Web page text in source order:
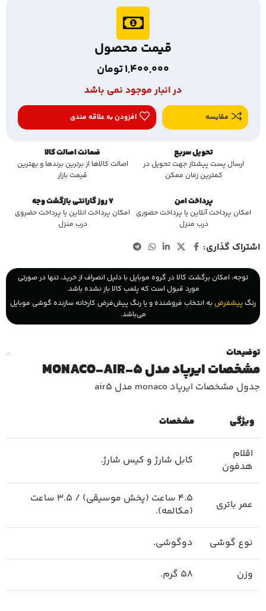
قیمت محصول
1,400,000تومان
در انبار موجود نمی باشد
مقایسه افزودن به علاقه مندی
تحویل سریع
ارسال پست پیشتاز جهت تحویل در
کمترین زمان ممکن
ضمانت اصالت کالا
اصالت کالاها از برترین برندها و بهترین
قیمت بازار
پرداخت امن
امکان پرداخت آنلاین یا پرداخت حضوری
درب منزل
7 روز گارانتی بازگشت وجه
امکان پرداخت انلاین یا پرداخت حضروی
درب منزل
اشتراک گذاری:
توجه: امکان برگشت کالا در گروه موبایل با دلیل انصراف از خرید، تنها در صورتی
مورد قبول است که پلمب کالا باز نشده باشد.
رنگ پیشفرض به انتخاب فروشنده و یا رنگ پیش‌فرض کارخانه سازنده گوشی موبایل
می‌باشد.
توضیحات
مشخصات ایرپاد مدل MONACO-AIR-5
جدول مشخصات ایرپاد monaco مدل air5
ویژگی مشخصات
اقلام
هدفون
کابل شارژ و کیس شارژ.
عمر باتری
4.5 ساعت (پخش موسیقی) / 3.5 ساعت
(مکالمه).
نوع گوشی دوگوشی.
وزن 58 گرم.